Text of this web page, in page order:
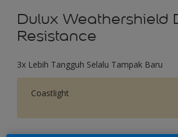
Dulux Weathershield
Resistance
3x Lebih Tangguh Selalu Tampak Baru
Coastlight